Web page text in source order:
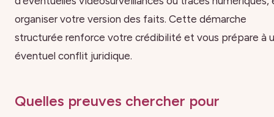
organiser votre version des faits. Cette démarche
structurée renforce votre crédibilité et vous prépare à
éventuel conflit juridique.
Quelles preuves chercher pour